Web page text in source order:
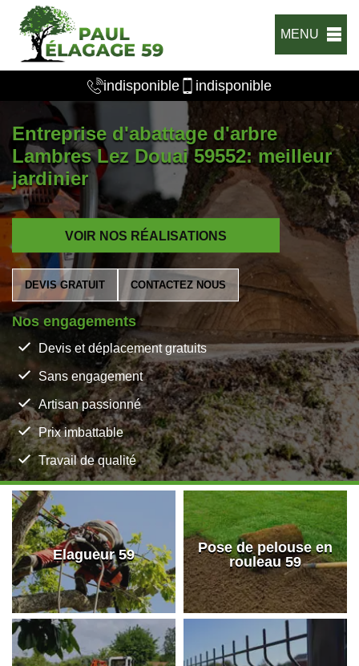
MENU
indisponible indisponible
Entreprise d'abattage d'arbre
Lambres Lez Douai 59552: meilleur
jardinier
VOIR NOS RÉALISATIONS
DEVIS GRATUIT CONTACTEZ NOUS
Nos engagements
Devis et déplacement gratuits
Sans engagement
Artisan passionné
Prix imbattable
Travail de qualité
Elagueur 59
Pose de pelouse en
rouleau 59